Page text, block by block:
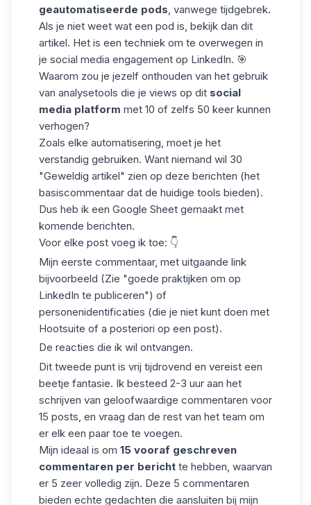
geautomatiseerde pods , vanwege tijdgebrek.
Als je niet weet wat een pod is, bekijk dan dit
artikel. Het is een techniek om te overwegen in
je social media engagement op LinkedIn. 🎯
Waarom zou je jezelf onthouden van het gebruik
van analysetools die je views op dit social
media platform met 10 of zelfs 50 keer kunnen
verhogen?
Zoals elke automatisering, moet je het
verstandig gebruiken. Want niemand wil 30
"Geweldig artikel" zien op deze berichten (het
basiscommentaar dat de huidige tools bieden).
Dus heb ik een Google Sheet gemaakt met
komende berichten.
Voor elke post voeg ik toe: 👇
Mijn eerste commentaar, met uitgaande link
bijvoorbeeld (Zie "goede praktijken om op
LinkedIn te publiceren") of
personenidentificaties (die je niet kunt doen met
Hootsuite of a posteriori op een post).
De reacties die ik wil ontvangen.
Dit tweede punt is vrij tijdrovend en vereist een
beetje fantasie. Ik besteed 2-3 uur aan het
schrijven van geloofwaardige commentaren voor
15 posts, en vraag dan de rest van het team om
er elk een paar toe te voegen.
Mijn ideaal is om 15 vooraf geschreven
commentaren per bericht te hebben, waarvan
er 5 zeer volledig zijn. Deze 5 commentaren
bieden echte gedachten die aansluiten bij mijn